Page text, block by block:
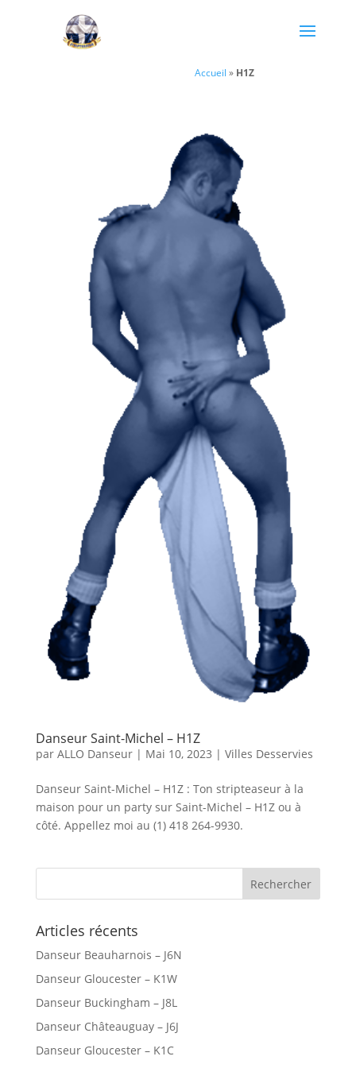
Accueil » H1Z
Danseur Saint-Michel – H1Z
par ALLO Danseur| Mai 10, 2023 | Villes Desservies
Danseur Saint-Michel – H1Z : Ton stripteaseur à la
maison pour un party sur Saint-Michel – H1Z ou à
côté. Appellez moi au (1) 418 264-9930.
Articles récents
Danseur Beauharnois – J6N
Danseur Gloucester – K1W
Danseur Buckingham – J8L
Danseur Châteauguay – J6J
Danseur Gloucester – K1C